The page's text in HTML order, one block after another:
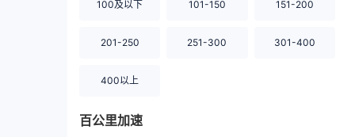
100及以下 101-150 151-200
201-250 251-300 301-400
400以上
百公里加速